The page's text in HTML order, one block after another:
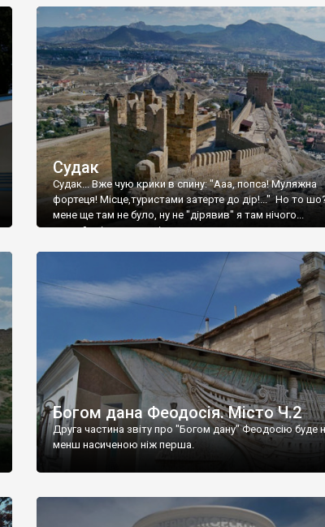
Судак
Судак... Вже чую крики в спину: "Ааа, попса! Муляжна
фортеця! Місце,туристами затерте до дір!..." Но то
мене ще там не було, ну не "дірявив" я там нічого...
принаймні до цього літа.
Богом дана Феодосія. Місто Ч.2
Друга частина звіту про "Богом дану" Феодосію буде
менш насиченою ніж перша.